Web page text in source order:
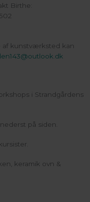
Birthe:
af kunstværksted kan
i Strandgårdens
på siden.
keramik ovn &